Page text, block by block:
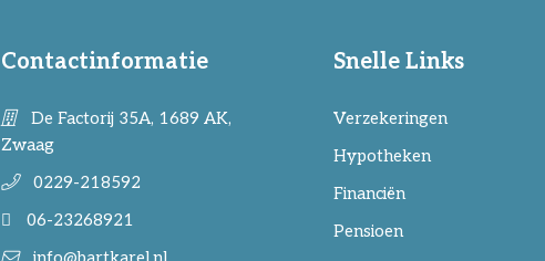
Contactinformatie
De Factorij 35A, 1689 AK,
Zwaag
0229-218592
06-23268921
Snelle Links
Verzekeringen
Hypotheken
Financiën
Pensioen